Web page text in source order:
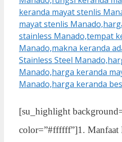
[su_highlight
color=”#ffffff”]1. Manfaat